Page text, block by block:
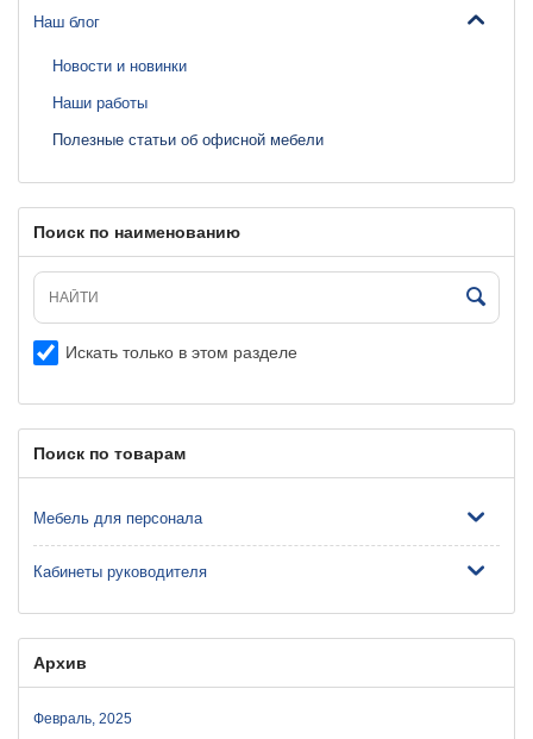
Наш блог
Новости и новинки
Наши работы
Полезные статьи об офисной мебели
Поиск по наименованию
Искать только в этом разделе
Поиск по товарам
Мебель для персонала
Кабинеты руководителя
Архив
Февраль, 2025